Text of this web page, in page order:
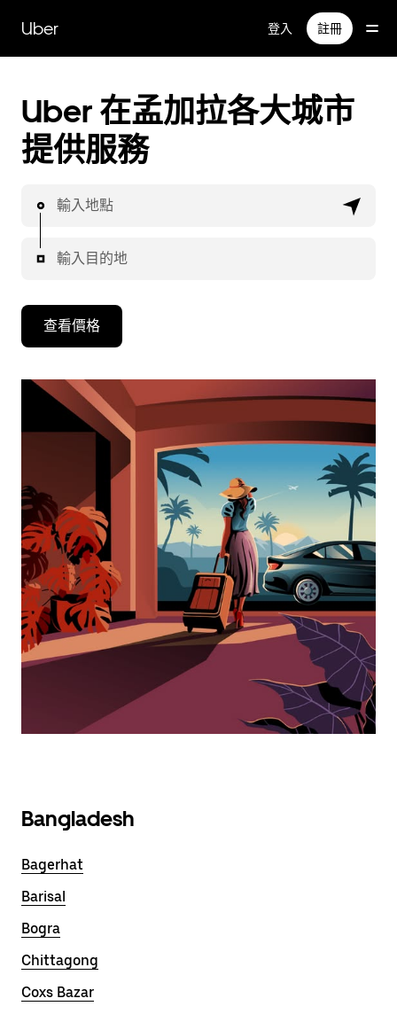
Uber 登入 註冊
Uber 在孟加拉各大城市
提供服務
輸入地點
輸入目的地
查看價格
Bangladesh
Bagerhat
Barisal
Bogra
Chittagong
Coxs Bazar